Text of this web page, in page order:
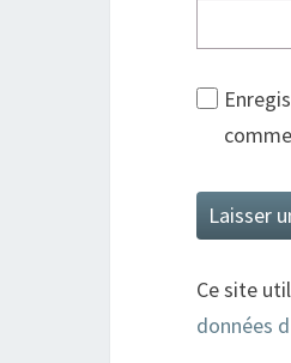
Ce site
données